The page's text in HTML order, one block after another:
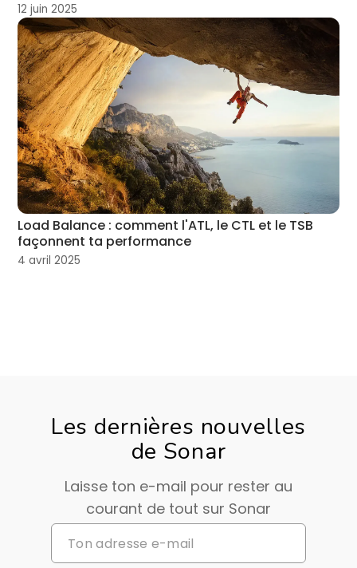
12 juin 2025
Load Balance : comment l'ATL, le CTL et le TSB
façonnent ta performance
4 avril 2025
Les dernières nouvelles
de Sonar
Laisse ton e-mail pour rester au
courant de tout sur Sonar